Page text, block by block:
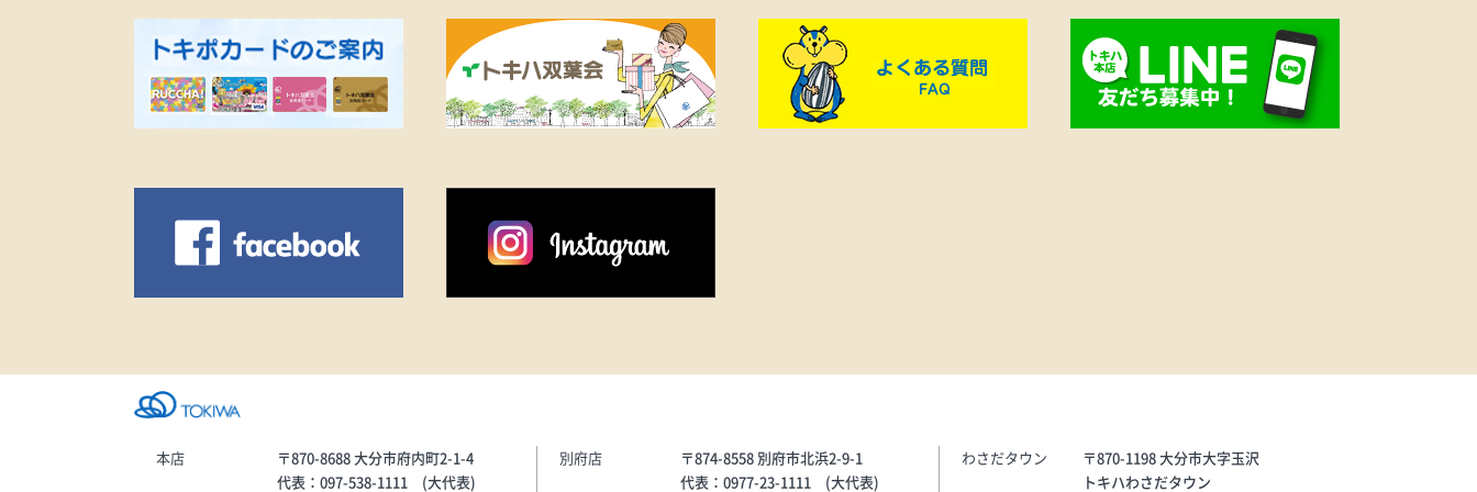
充電が持たない…・お出かけ中
に突然電源が切れたら不安…・
という方は、この大チャンスを
お見逃しなく！本格的な夏が来
皆さまのご来店を心よりお待ち
しております！
で幅広く活躍してくれる。チー
ムスポーツへのオマージュを込
めた、現代的で上品なルックス
を誇るポロシャツ。《ADIDAS》
●ショートスリーブ
ロン20%）…13,200円
練された雰囲気を演出します。
快適な履き心地とデザイン性を
兼ね備え、デイリー使いはもち
ろん、トレンド感のある足元を
楽しみたい方にもおすすめのア
本店
〒870-8688 大分市府内町2-1-4
代表：097-538-1111 (大代表)
別府店
〒874-8558 別府市北浜2-9-1
代表：0977-23-1111 (大代表)
わさだタウン
〒870-1198 大分市大字玉沢
トキハわさだタウン